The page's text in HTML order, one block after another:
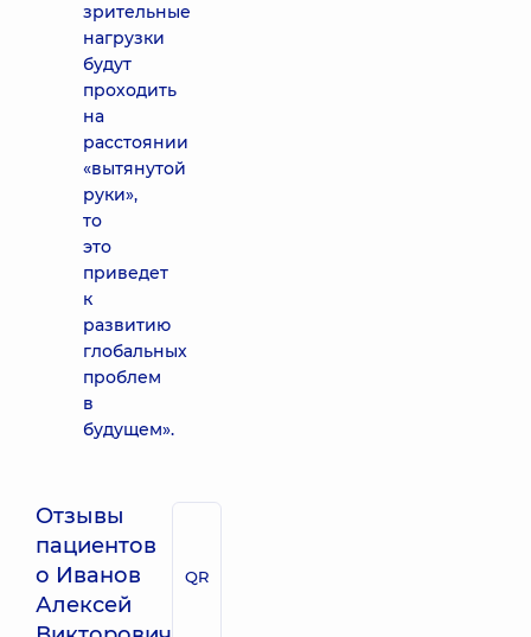
зрительные
нагрузки
будут
проходить
на
расстоянии
«вытянутой
руки»,
то
это
приведет
к
развитию
глобальных
проблем
в
будущем».
Отзывы
пациентов
о Иванов
Алексей
QR